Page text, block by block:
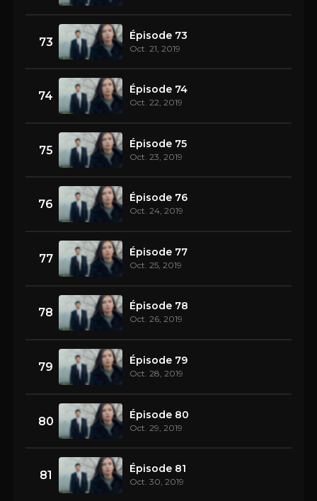
73 Épisode 73
Oct. 21, 2019
74 Épisode 74
Oct. 22, 2019
75 Épisode 75
Oct. 23, 2019
76 Épisode 76
Oct. 24, 2019
77 Épisode 77
Oct. 25, 2019
78 Épisode 78
Oct. 26, 2019
79 Épisode 79
Oct. 28, 2019
80 Épisode 80
Oct. 29, 2019
81 Épisode 81
Oct. 30, 2019